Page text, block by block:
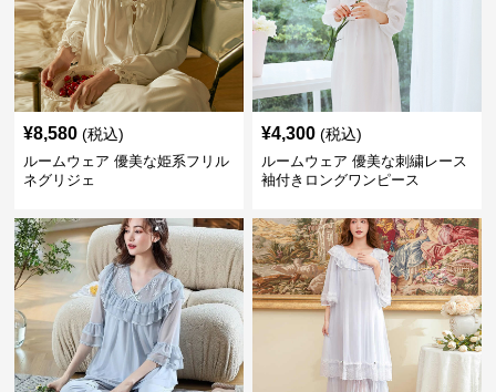
¥8,580 (税込)
ルームウェア 優美な姫系フリル
ネグリジェ
¥4,300 (税込)
ルームウェア 優美な刺繍レース
袖付きロングワンピース